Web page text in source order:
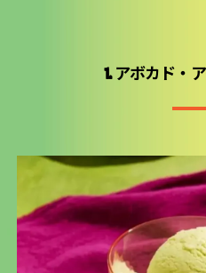
1. アボカド・